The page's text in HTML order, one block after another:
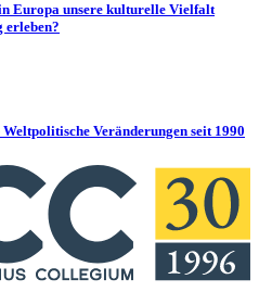
Europa unsere kulturelle Vielfalt
erleben?
Veränderungen seit 1990